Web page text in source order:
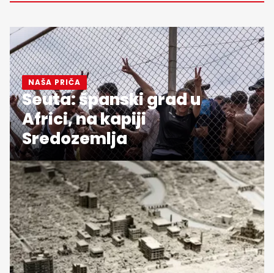
NAŠA PRIČA
Seuta: španski grad u
Africi, na kapiji
Sredozemlja